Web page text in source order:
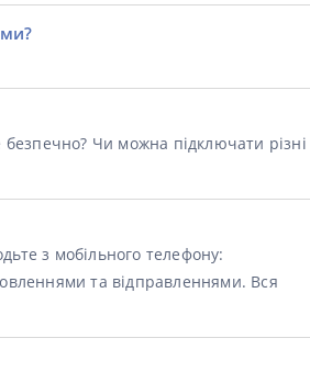
безпечно? Чи можна підключати різні
з мобільного телефону:
та відправленнями. Вся